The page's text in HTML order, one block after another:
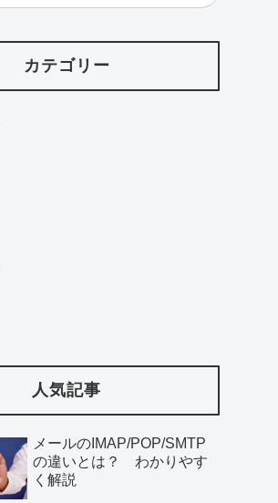
カテゴリー
人気記事
メールのIMAP/POP/SMTP
の違いとは？ わかりやす
く解説